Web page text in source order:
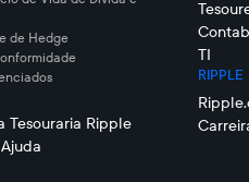
de Hedge
Tesouraria Ripple
TI
RIPPLE